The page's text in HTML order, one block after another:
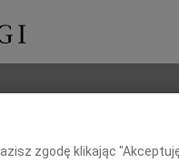
zgodę klikając